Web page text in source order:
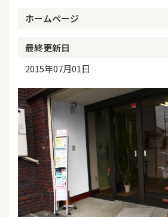
ホームページ
最終更新日
2015年07月01日